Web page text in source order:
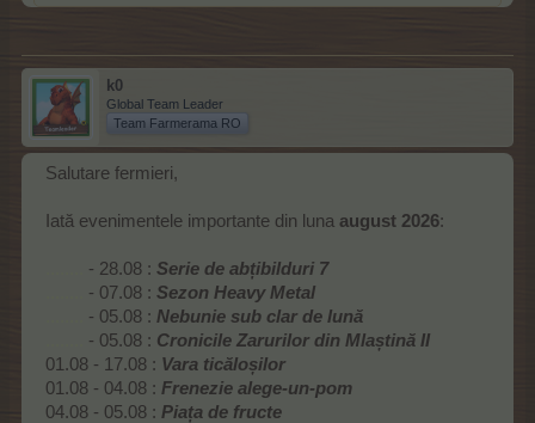
k0
Global Team Leader
Team Farmerama RO
Salutare fermieri,
Iată evenimentele importante din luna august 2026:
- 28.08 : Serie de abțibilduri 7
- 07.08 : Sezon Heavy Metal
- 05.08 : Nebunie sub clar de lună
- 05.08 : Cronicile Zarurilor din Mlaștină II
01.08 - 17.08 : Vara ticăloșilor
01.08 - 04.08 : Frenezie alege-un-pom
04.08 - 05.08 : Piața de fructe